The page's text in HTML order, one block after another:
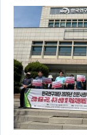
자료
사진/영상자료
참고자료
의견
칼럼/기고